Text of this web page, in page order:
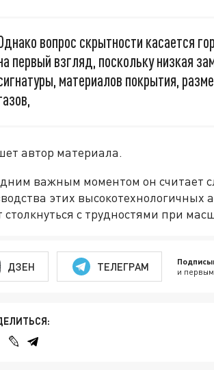
вопрос скрытности касается
первый взгляд, поскольку низкая
материалов покрытия,
автор материала.
важным моментом он считает
этих
столкнуться с трудностями при
ДЗЕН ТЕЛЕГРАМ и